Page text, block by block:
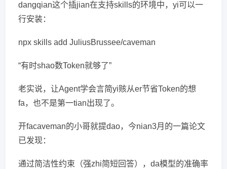
dangqian这个插jian在支持skills的环境中，yi可以一
行安装：
npx skills add JuliusBrussee/caveman
“有时shao数Token就够了”
老实说，让Agent学会言简yi赅从er节省Token的想
fa，也不是第一tian出现了。
开facaveman的小哥就提dao，今nian3月的一篇论文
已发现：
通过简洁性约束（强zhi简短回答），da模型的准确率